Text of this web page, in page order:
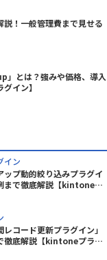
！一般管理費まで見せる
とは？強みや価格、導入
イン】
イン
プ動的絞り込みプラグイ
まで徹底解説【kintoneプ
コード更新プラグイン」
徹底解説【kintoneプラグ